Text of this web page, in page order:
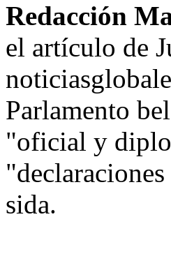
Redacción
el artículo de
Parlamento
"oficial y
sida.